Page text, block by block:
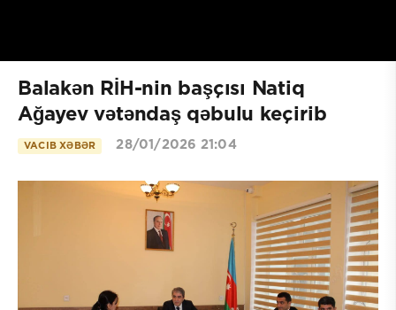
Balakən RİH-nin başçısı Natiq
Ağayev vətəndaş qəbulu keçirib
VACIB XƏBƏR 28/01/2026 21:04